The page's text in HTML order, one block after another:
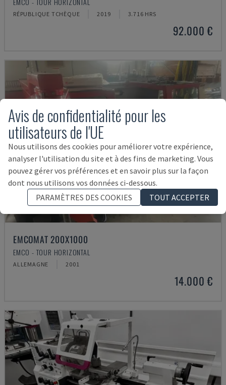
RÉPUBLIQUE TCHÈQUE 2019 3.716 HRS
92.000 €
EMCOMAT 200X1000
EMCO - TOUR HORIZONTAL
ALLEMAGNE 2001
14.000 €
Avis de confidentialité pour les
utilisateurs de l'UE
Nous utilisons des cookies pour améliorer votre expérience,
analyser l'utilisation du site et à des fins de marketing. Vous
pouvez gérer vos préférences et en savoir plus sur la façon
dont nous utilisons vos données ci-dessous.
PARAMÈTRES DES COOKIES
TOUT ACCEPTER